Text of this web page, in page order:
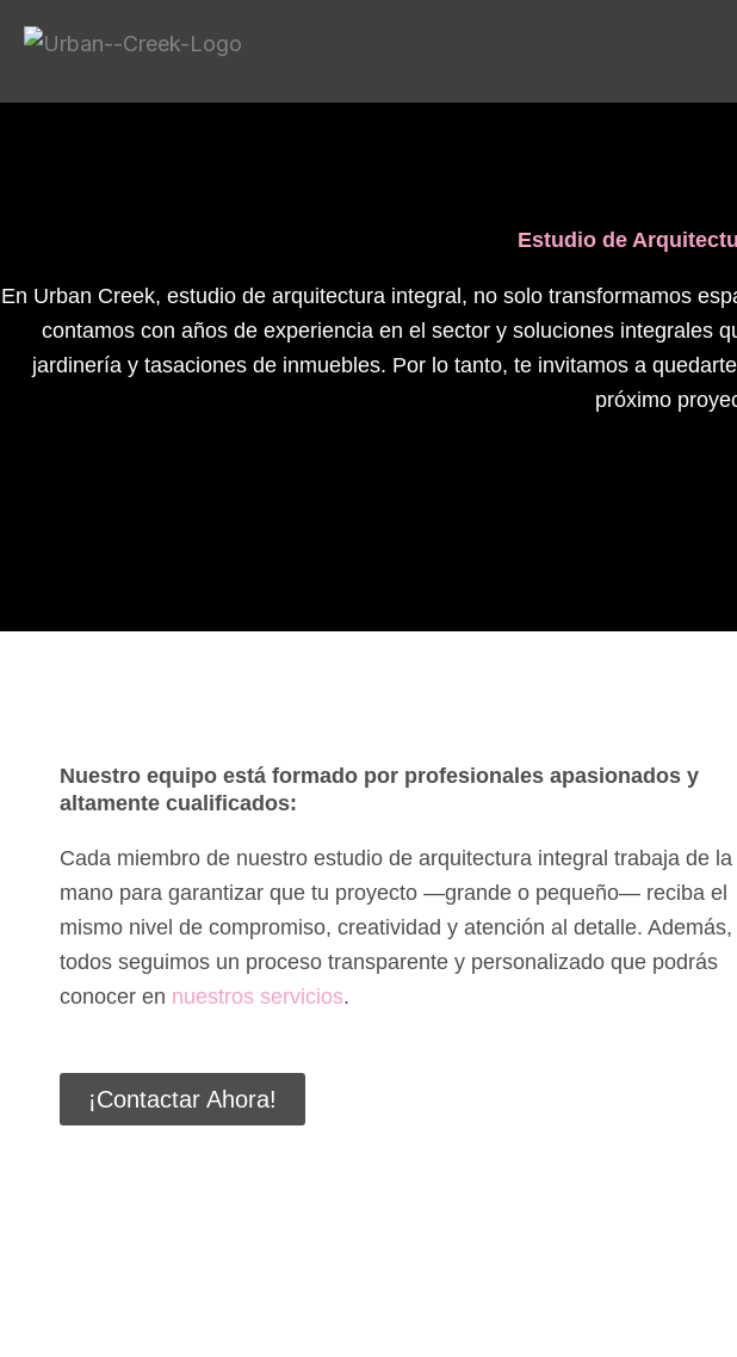
Estudio de
En Urban Creek, estudio de arquitectura integral, no solo transformamos
contamos con años de experiencia en el sector y soluciones integrales
jardinería y tasaciones de inmuebles. Por lo tanto, te invitamos a
próximo
Nuestro equipo está formado por profesionales apasionados y
altamente cualificados:
Cada miembro de nuestro estudio de arquitectura integral trabaja de la
mano para garantizar que tu proyecto —grande o pequeño— reciba el
mismo nivel de compromiso, creatividad y atención al detalle. Además,
todos seguimos un proceso transparente y personalizado que podrás
conocer en nuestros servicios.
¡Contactar Ahora!